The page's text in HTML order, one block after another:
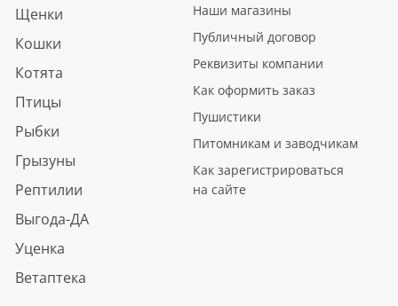
Щенки
Кошки
Котята
Птицы
Рыбки
Грызуны
Рептилии
Выгода-ДА
Уценка
Ветаптека
Наши магазины
Публичный договор
Реквизиты компании
Как оформить заказ
Пушистики
Питомникам и заводчикам
Как зарегистрироваться
на сайте